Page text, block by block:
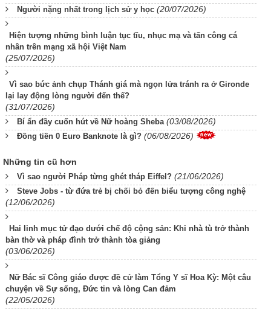
Người nặng nhất trong lịch sử y học (20/07/2026)
Hiện tượng những bình luận tục tĩu, nhục mạ và tấn công cá
nhân trên mạng xã hội Việt Nam
(25/07/2026)
Vì sao bức ảnh chụp Thánh giá mà ngọn lửa tránh ra ở Gironde
lại lay động lòng người đến thế?
(31/07/2026)
Bí ẩn đầy cuốn hút về Nữ hoàng Sheba (03/08/2026)
Đồng tiền 0 Euro Banknote là gì? (06/08/2026)
Những tin cũ hơn
Vì sao người Pháp từng ghét tháp Eiffel? (21/06/2026)
Steve Jobs - từ đứa trẻ bị chối bỏ đến biểu tượng công nghệ
(12/06/2026)
Hai linh mục tử đạo dưới chế độ cộng sản: Khi nhà tù trở thành
bàn thờ và pháp đình trở thành tòa giảng
(03/06/2026)
Nữ Bác sĩ Công giáo được đề cử làm Tổng Y sĩ Hoa Kỳ: Một câu
chuyện về Sự sống, Đức tin và lòng Can đảm
(22/05/2026)